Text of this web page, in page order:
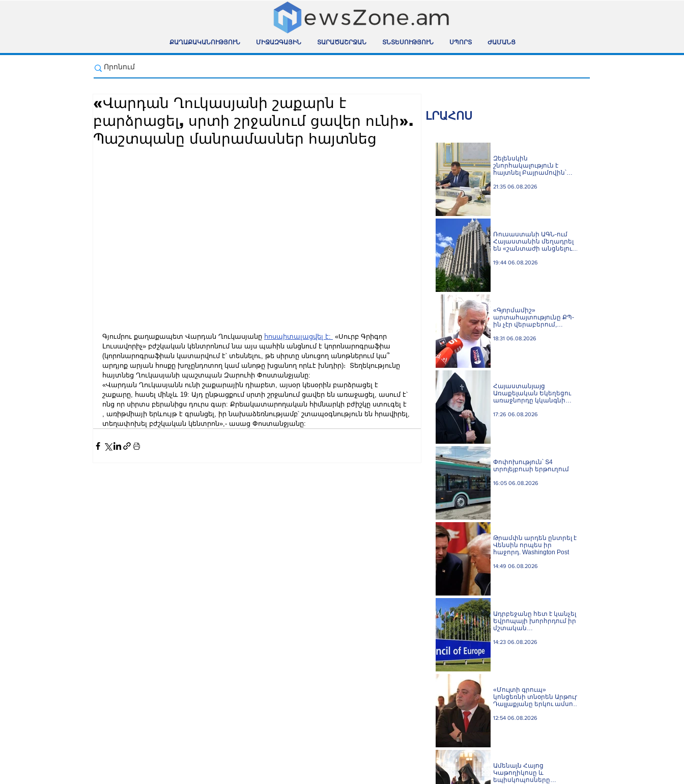
ՔԱՂԱՔԱԿԱՆՈՒԹՅՈՒՆ ՄԻՋԱԶԳԱՅԻՆ ՏԱՐԱԾԱՇՐՋԱՆ ՏՆՏԵՍՈՒԹՅՈՒՆ ՍՊՈՐՏ ԺԱՄԱՆՑ
«Վարդան Ղուկասյանի շաքարն է
բարձրացել, սրտի շրջանում ցավեր ունի».
Պաշտպանը մանրամասներ հայտնեց
Գյումրու քաղաքապետ Վարդան Ղուկասյանը հոսպիտալացվել է: «Սուրբ Գրիգոր
Լուսավորիչ» բժշկական կենտրոնում նա այս պահին անցնում է կորոնարոգրաֆիա
(կորոնարոգրաֆիան կատարվում է՝ տեսնելու, թե սիրտը սնուցող անոթներում կա՞
արդյոք արյան հոսքը խոչընդոտող կամ անոթը խցանող որևէ խնդիր)։  Տեղեկությունը
հայտնեց Ղուկասյանի պաշտպան Զարուհի Փոստանջյանը:
«Վարդան Ղուկասյանն ունի շաքարային դիաբետ, այսօր կեսօրին բարձրացել է
շաքարը, հասել մինչև 19: Այդ ընթացքում սրտի շրջանում ցավեր են առաջացել, ասում է՝
ոնց որ սիրտս բերանիցս դուրս գար: Քրեակատարողական հիմնարկի բժիշկը ստուգել է
, առիթմիայի երևույթ է գրանցել, իր նախաձեռնությամբ՝ շտապօգնություն են հրավիրել,
տեղափոխել բժշկական կենտրոն»,- ասաց Փոստանջյանը:
ԼՐԱՀՈՍ
Զելենսկին
շնորհակալություն է
հայտնել Բայրամովին՝
հումանիտար
21:35 06.08.2026
Ռուսաստանի ԱԳՆ-ում
Հայաստանին մեղադրել
են «շանտաժի անցնելու
19:44 06.08.2026
«Գյnրմամիշ»
արտահայտությունը ՔՊ-
ին չէր վերաբերում,
խլnղներին էր
18:31 06.08.2026
Հայաստանյայց
Առաքելական Եկեղեցու
առաջնորդը կկանգնի
կառավարության հետ
17:26 06.08.2026
Փոփոխություն՝ Տ4
տրոլեյբուսի երթուղում
16:05 06.08.2026
Թրամփն արդեն ընտրել է
Վենսին որպես իր
հաջորդ. Washington Post
14:49 06.08.2026
Ադրբեջանը հետ է կանչել
Եվրոպայի խորհրդում իր
մշտական
14:23 06.08.2026
«Մուլտի գրուպ»
կոնցեռնի տնօրեն Արթուր
Դալլաքյանը երկու ամսով
12:54 06.08.2026
Ամենայն Հայոց
Կաթողիկոսը և
եպիսկոպոսները